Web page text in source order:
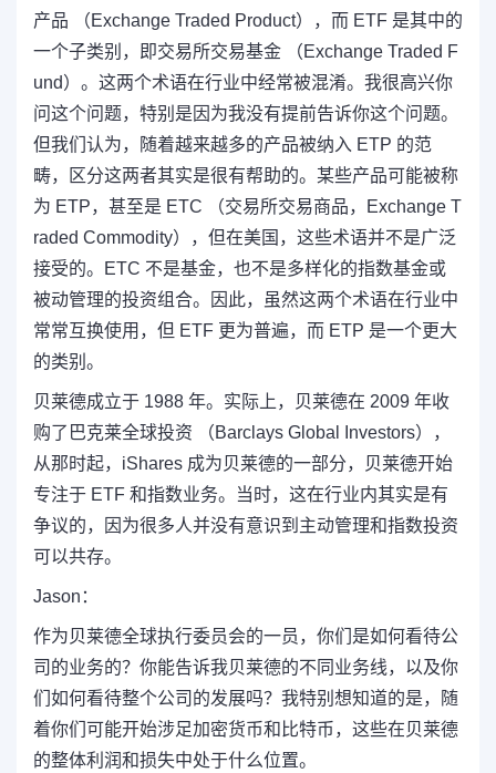
产品 （Exchange Traded Product），而 ETF 是其中的
一个子类别，即交易所交易基金 （Exchange Traded F
und）。这两个术语在行业中经常被混淆。我很高兴你
问这个问题，特别是因为我没有提前告诉你这个问题。
但我们认为，随着越来越多的产品被纳入 ETP 的范
畴，区分这两者其实是很有帮助的。某些产品可能被称
为 ETP，甚至是 ETC （交易所交易商品，Exchange T
raded Commodity），但在美国，这些术语并不是广泛
接受的。ETC 不是基金，也不是多样化的指数基金或
被动管理的投资组合。因此，虽然这两个术语在行业中
常常互换使用，但 ETF 更为普遍，而 ETP 是一个更大
的类别。
贝莱德成立于 1988 年。实际上，贝莱德在 2009 年收
购了巴克莱全球投资 （Barclays Global Investors），
从那时起，iShares 成为贝莱德的一部分，贝莱德开始
专注于 ETF 和指数业务。当时，这在行业内其实是有
争议的，因为很多人并没有意识到主动管理和指数投资
可以共存。
Jason：
作为贝莱德全球执行委员会的一员，你们是如何看待公
司的业务的？你能告诉我贝莱德的不同业务线，以及你
们如何看待整个公司的发展吗？我特别想知道的是，随
着你们可能开始涉足加密货币和比特币，这些在贝莱德
的整体利润和损失中处于什么位置。